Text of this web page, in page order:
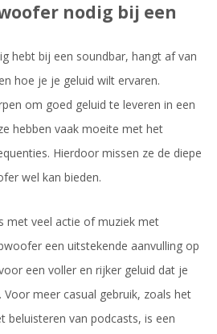
nodig bij een
hebt bij een soundbar, hangt af van
hoe je je geluid wilt ervaren.
om goed geluid te leveren in een
hebben vaak moeite met het
Hierdoor missen ze de diepe
wel kan bieden.
met veel actie of muziek met
een uitstekende aanvulling op
een voller en rijker geluid dat je
meer casual gebruik, zoals het
beluisteren van podcasts, is een